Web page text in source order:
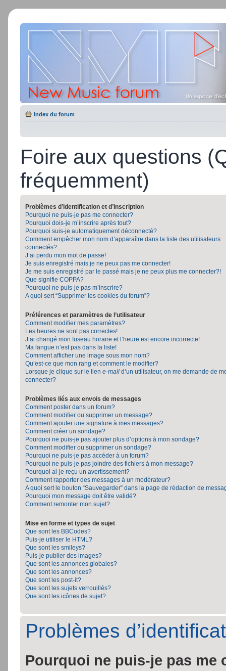
Index du forum
Foire aux questions
fréquemment)
Problèmes d’identification et d’inscription
Pourquoi ne puis-je pas me connecter?
Pourquoi dois-je m’inscrire après tout?
Pourquoi suis-je automatiquement déconnecté?
Comment empêcher mon nom d’apparaître dans la liste des utilisateurs
connectés?
J’ai perdu mon mot de passe!
Je suis enregistré mais je ne peux pas me connecter!
Je me suis enregistré par le passé mais je ne peux plus me connecter?!
Que signifie COPPA?
Pourquoi ne puis-je pas m’inscrire?
A quoi sert “Supprimer les cookies du forum”?
Préférences et paramètres de l’utilisateur
Comment modifier mes paramètres?
Les heures ne sont pas correctes!
J’ai changé mon fuseau horaire et l’heure est encore incorrecte!
Ma langue n’est pas dans la liste!
Comment afficher une image sous mon nom?
Qu’est-ce que mon rang et comment le modifier?
Lorsque je clique sur le lien e-mail d’un utilisateur, on me demande de
connecter?
Problèmes liés aux envois de messages
Comment poster dans un forum?
Comment modifier ou supprimer un message?
Comment ajouter une signature à mes messages?
Comment créer un sondage?
Pourquoi ne puis-je pas ajouter plus d’options à mon sondage?
Comment modifier ou supprimer un sondage?
Pourquoi ne puis-je pas accéder à un forum?
Pourquoi ne puis-je pas joindre des fichiers à mon message?
Pourquoi ai-je reçu un avertissement?
Comment rapporter des messages à un modérateur?
A quoi sert le bouton “Sauvegarder” dans la page de rédaction de
Pourquoi mon message doit être validé?
Comment remonter mon sujet?
Mise en forme et types de sujet
Que sont les BBCodes?
Puis-je utiliser le HTML?
Que sont les smileys?
Puis-je publier des images?
Que sont les annonces globales?
Que sont les annonces?
Que sont les post-it?
Que sont les sujets verrouillés?
Que sont les icônes de sujet?
Problèmes
Pourquoi ne puis-je pas me